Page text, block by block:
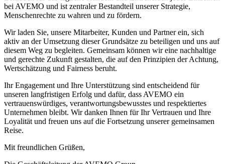
bei AVEMO und ist zentraler Bestandteil unserer Strategie,
Menschenrechte zu wahren und zu fördern.
Wir laden Sie, unsere Mitarbeiter, Kunden und Partner ein, sich
aktiv an der Umsetzung dieser Grundsätze zu beteiligen und uns auf
diesem Weg zu begleiten. Gemeinsam können wir eine nachhaltige
und gerechte Zukunft gestalten, die auf den Prinzipien der Achtung,
Wertschätzung und Fairness beruht.
Ihr Engagement und Ihre Unterstützung sind entscheidend für
unseren langfristigen Erfolg und dafür, dass AVEMO ein
vertrauenswürdiges, verantwortungsbewusstes und respektiertes
Unternehmen bleibt. Wir danken Ihnen für Ihr Vertrauen und Ihre
Loyalität und freuen uns auf die Fortsetzung unserer gemeinsamen
Reise.
Mit freundlichen Grüßen,